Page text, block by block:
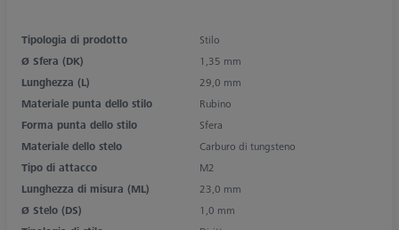
Tipologia di prodotto
Stilo
Ø Sfera (DK)
1,35 mm
Lunghezza (L)
29,0 mm
Materiale punta dello stilo
Rubino
Forma punta dello stilo
Sfera
Materiale dello stelo
Carburo di tungsteno
Tipo di attacco
M2
Lunghezza di misura (ML)
23,0 mm
Ø Stelo (DS)
1,0 mm